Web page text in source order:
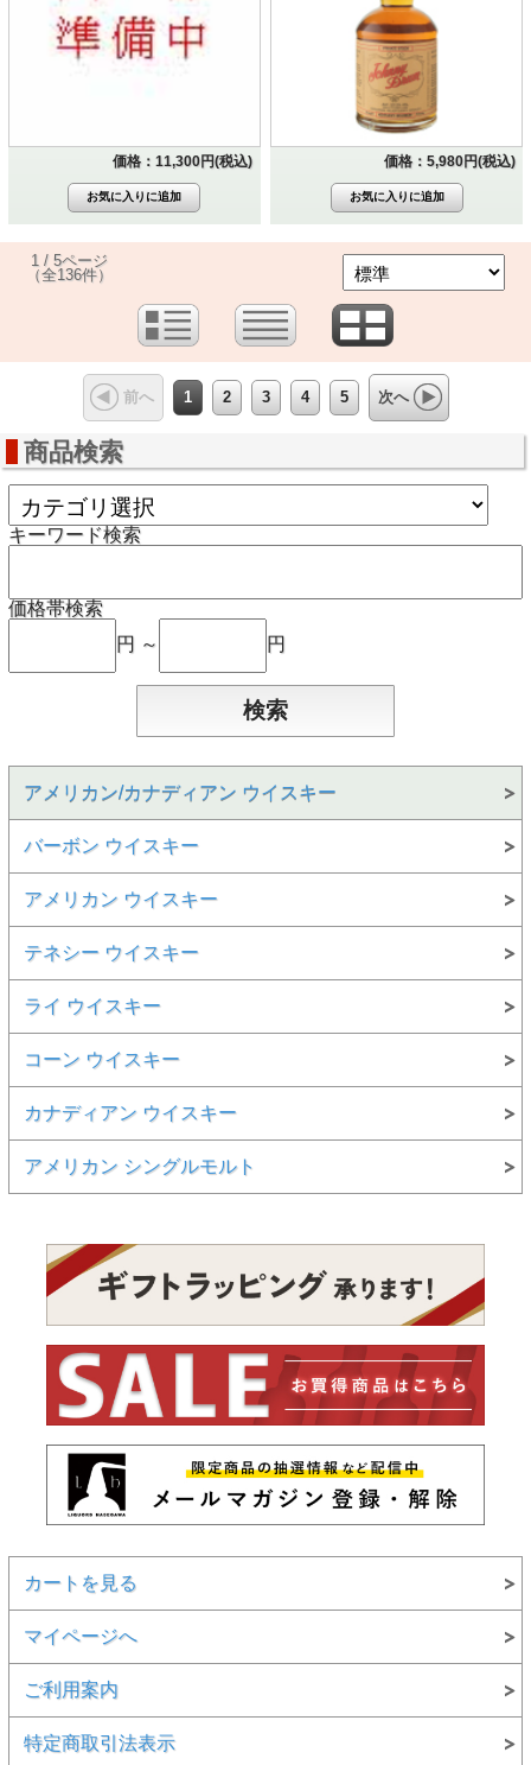
価格：11,300円(税込) 価格：5,980円(税込)
1 / 5ページ
（全136件）
前へ 1 2 3 4 5 次へ
商品検索
キーワード検索
価格帯検索
円 ～
円
アメリカン/カナディアン ウイスキー
バーボン ウイスキー
アメリカン ウイスキー
テネシー ウイスキー
ライ ウイスキー
コーン ウイスキー
カナディアン ウイスキー
アメリカン シングルモルト
カートを見る
マイページへ
ご利用案内
特定商取引法表示